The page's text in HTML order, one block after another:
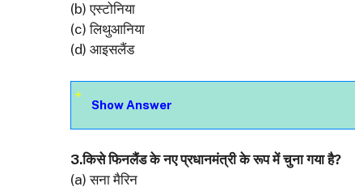
(b) एस्टोनिया
(c) लिथुआनिया
(d) आइसलैंड
Show Answer
3.किसे फिनलैंड के नए प्रधानमंत्री के रूप में चुना गया है?
(a) सना मैरिन